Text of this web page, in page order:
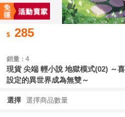
285
銷量 : 4
現貨 尖端 輕小說 地獄模式(02) ～
設定的異世界成為無雙～
選擇 選擇商品數量